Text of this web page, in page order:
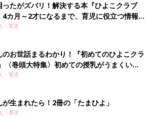
ったがズバリ！解決する本『ひよこクラブ
月～2才になるまで、育児に役立つ情報が
！
・育児
のお世話まるわかり！『初めてのひよこクラ
〈巻頭大特集〉初めての授乳がうまくい
ぱい・ミルクの基本と夏のトラブル 解決テ
・育児
生まれたら！2冊の「たまひよ」
・育児